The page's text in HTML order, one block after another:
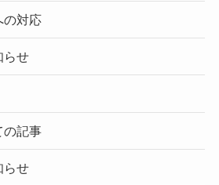
の対応
らせ
の記事
らせ